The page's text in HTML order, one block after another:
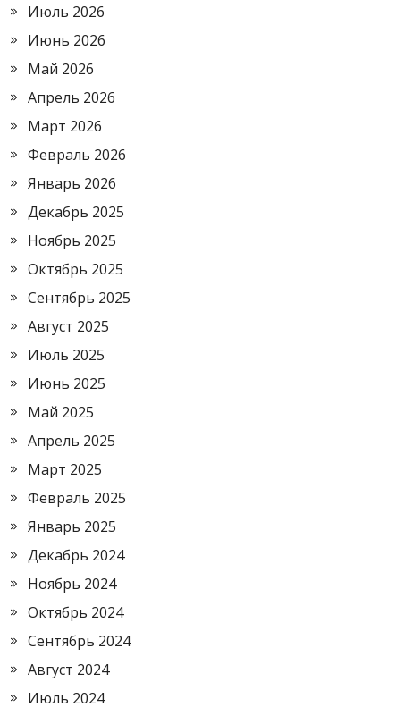
Июль 2026
Июнь 2026
Май 2026
Апрель 2026
Март 2026
Февраль 2026
Январь 2026
Декабрь 2025
Ноябрь 2025
Октябрь 2025
Сентябрь 2025
Август 2025
Июль 2025
Июнь 2025
Май 2025
Апрель 2025
Март 2025
Февраль 2025
Январь 2025
Декабрь 2024
Ноябрь 2024
Октябрь 2024
Сентябрь 2024
Август 2024
Июль 2024